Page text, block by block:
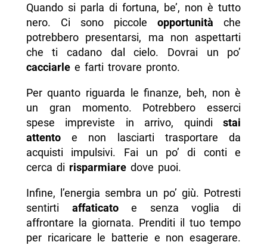
Quando si parla di fortuna, be’, non è tutto
nero. Ci sono piccoleopportunità che
potrebbero presentarsi, ma non aspettarti
che ti cadano dal cielo. Dovrai un po’
cacciarlee farti trovare pronto.
Per quanto riguarda le finanze, beh, non è
un gran momento. Potrebbero esserci
spese impreviste in arrivo, quindistai
attentoe non lasciarti trasportare da
acquisti impulsivi. Fai un po’ di conti e
cerca di risparmiaredove puoi.
Infine, l’energia sembra un po’ giù. Potresti
sentirti affaticatoe senza voglia di
affrontare la giornata. Prenditi il tuo tempo
per ricaricare le batterie e non esagerare.